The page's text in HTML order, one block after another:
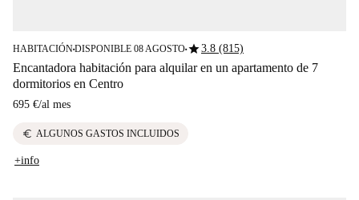
HABITACIÓN■DISPONIBLE 08 AGOSTO■star3.8 (815)
Encantadora habitación para alquilar en un apartamento de 7
dormitorios en Centro
695 €/al mes
euro ALGUNOS GASTOS INCLUIDOS
+info